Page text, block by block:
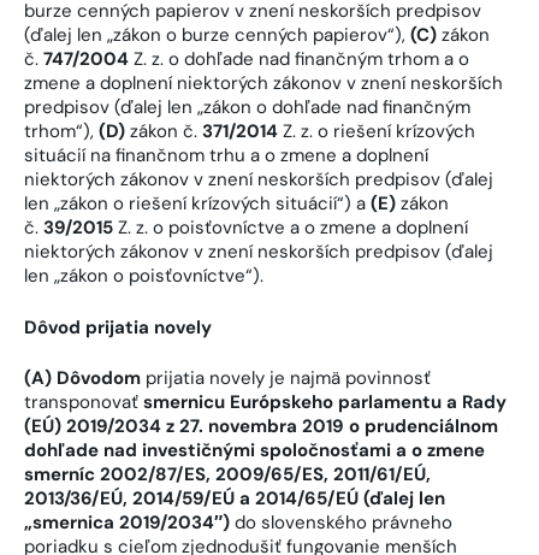
burze cenných papierov v znení neskorších predpisov
(ďalej len „zákon o burze cenných papierov“), (C) zákon
č. 747/2004 Z. z. o dohľade nad finančným trhom a o
zmene a doplnení niektorých zákonov v znení neskorších
predpisov (ďalej len „zákon o dohľade nad finančným
trhom“), (D) zákon č. 371/2014 Z. z. o riešení krízových
situácií na finančnom trhu a o zmene a doplnení
niektorých zákonov v znení neskorších predpisov (ďalej
len „zákon o riešení krízových situácií“) a (E) zákon
č. 39/2015 Z. z. o poisťovníctve a o zmene a doplnení
niektorých zákonov v znení neskorších predpisov (ďalej
len „zákon o poisťovníctve“).
Dôvod prijatia novely
(A) Dôvodom prijatia novely je najmä povinnosť
transponovať smernicu Európskeho parlamentu a Rady
(EÚ) 2019/2034 z 27. novembra 2019 o prudenciálnom
dohľade nad investičnými spoločnosťami a o zmene
smerníc 2002/87/ES, 2009/65/ES, 2011/61/EÚ,
2013/36/EÚ, 2014/59/EÚ a 2014/65/EÚ (ďalej len
„smernica 2019/2034″) do slovenského právneho
poriadku s cieľom zjednodušiť fungovanie menších